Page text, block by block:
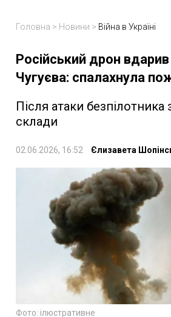
Головна > Новини > Війна в Україні
Російський дрон
Чугуєва: спалахнула
Після атаки безпілотника
склади
02.06.2026, 16:52 Єлизавета
Фото: ілюстративне